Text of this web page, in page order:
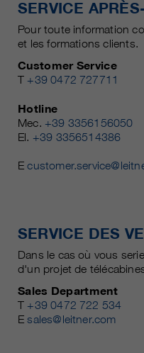
SERVICE
Pour toute information
et les formations clients.
Customer Service
T +39 0472 727711
Hotline
Mec. +39 3356156050
El. +39 3356514386
E
SERVICE DES
Dans le cas où vous
d'un projet de
Sales Department
T +39 0472 722 534
Esales@leitner.com